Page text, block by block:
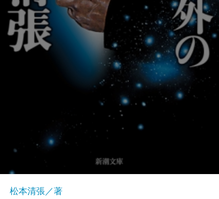
松本清張／著